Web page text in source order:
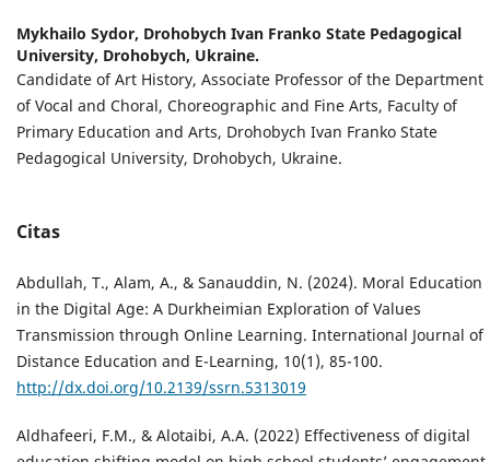
Mykhailo Sydor, Drohobych Ivan Franko State Pedagogical
University, Drohobych, Ukraine.
Candidate of Art History, Associate Professor of the Department
of Vocal and Choral, Choreographic and Fine Arts, Faculty of
Primary Education and Arts, Drohobych Ivan Franko State
Pedagogical University, Drohobych, Ukraine.
Citas
Abdullah, T., Alam, A., & Sanauddin, N. (2024). Moral Education
in the Digital Age: A Durkheimian Exploration of Values
Transmission through Online Learning. International Journal of
Distance Education and E-Learning, 10(1), 85-100.
http://dx.doi.org/10.2139/ssrn.5313019
Aldhafeeri, F.M., & Alotaibi, A.A. (2022) Effectiveness of digital